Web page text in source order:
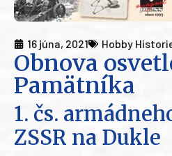
16 júna, 2021 Hobby
Obnova
Pamätníka
1. čs.
ZSSR na Dukle